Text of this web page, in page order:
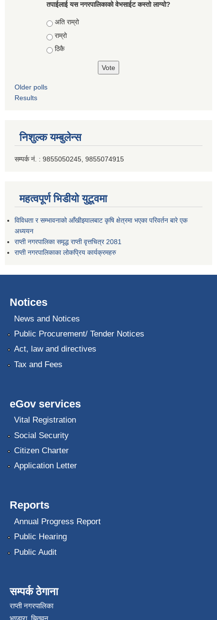
तपाईलाई यस नगरपालिकाको वेभसाईट कस्तो लाग्यो?
Choices
अति राम्रो
राम्रो
ठिकै
Older polls
Results
निशुल्क यम्बुलेन्स
सम्पर्क नं. : 9855050245, 9855074915
महत्वपूर्ण भिडीयो युटूवमा
विविधता र सम्भावनाको आँखीझ्यालबाट कृषि क्षेत्रमा भएका परिवर्तन बारे एक
अध्ययन
राप्ती नगरपालिका समृद्ध राप्ती वृत्तचित्र 2081
राप्ती नगरपालिकाका लोकप्रिय कार्यक्रमहरु
Notices
News and Notices
Public Procurement/ Tender Notices
Act, law and directives
Tax and Fees
eGov services
Vital Registration
Social Security
Citizen Charter
Application Letter
Reports
Annual Progress Report
Public Hearing
Public Audit
सम्पर्क ठेगाना
राप्ती नगरपालिका
भण्डारा, चितवन